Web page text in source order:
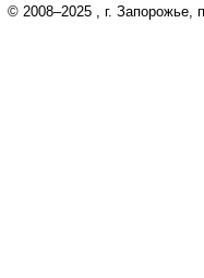
© 2008–2025 , г. Запорожье,